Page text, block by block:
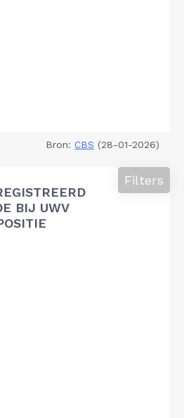
Bron: CBS (28-01-2026)
BIJ UWV
Filters